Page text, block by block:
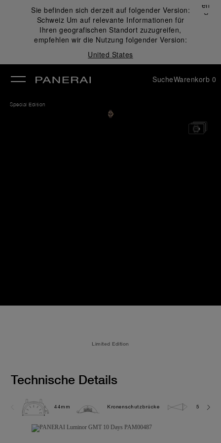
Sie befinden sich derzeit auf folgender Version:
Schweiz Um auf relevante Informationen für
Ihren geografischen Standort zuzugreifen,
empfehlen wir die Nutzung folgender Version:
United States
Schließen
✕
SucheWarenkorb 0
Special Edition
Limited Edition
Technische Details
44mm Kronenschutzbrücke 5.0 bar